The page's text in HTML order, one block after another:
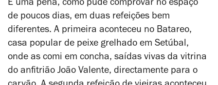
É uma pena, como pude comprovar no espaço
de poucos dias, em duas refeições bem
diferentes. A primeira aconteceu no Batareo,
casa popular de peixe grelhado em Setúbal,
onde as comi em concha, saídas vivas da vitrina
do anfitrião João Valente, directamente para o